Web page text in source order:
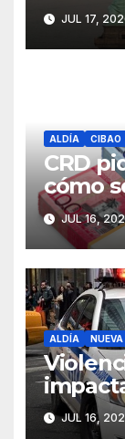
JUL 17,
ALDÍA CIBAO
CRD
cómo
JUL 16,
ALDÍA
JUL 16,